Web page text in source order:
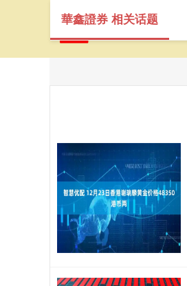
華鑫證券 相关话题